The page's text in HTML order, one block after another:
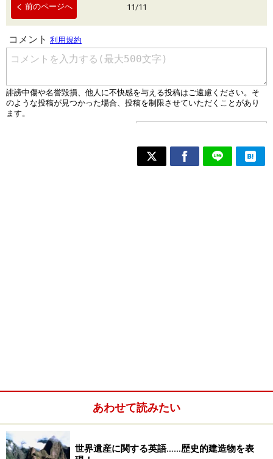
前のページへ 11/11
あわせて読みたい
世界遺産に関する英語……歴史的建造物を表